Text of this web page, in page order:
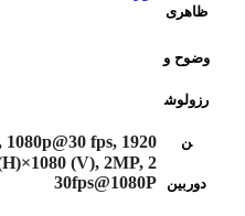
ظاهری
وضوح و
رزولوش
ن
دوربین
1080p@30 fps, 1920
30fps@1080P